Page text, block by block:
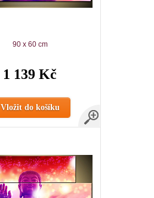
90 x 60 cm
1 139 Kč
Vložit do košíku